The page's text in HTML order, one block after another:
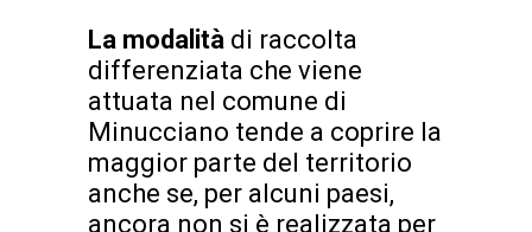
La modalità di raccolta
differenziata che viene
attuata nel comune di
Minucciano tende a coprire la
maggior parte del territorio
anche se, per alcuni paesi,
ancora non si è realizzata per